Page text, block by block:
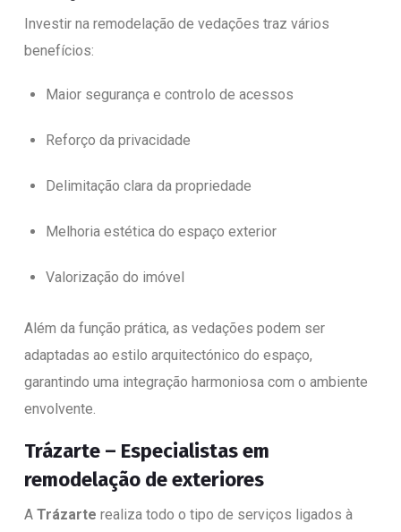
Investir na remodelação de vedações traz vários
benefícios:
Maior segurança e controlo de acessos
Reforço da privacidade
Delimitação clara da propriedade
Melhoria estética do espaço exterior
Valorização do imóvel
Além da função prática, as vedações podem ser
adaptadas ao estilo arquitectónico do espaço,
garantindo uma integração harmoniosa com o ambiente
envolvente.
Trázarte – Especialistas em
remodelação de exteriores
A Trázarte realiza todo o tipo de serviços ligados à